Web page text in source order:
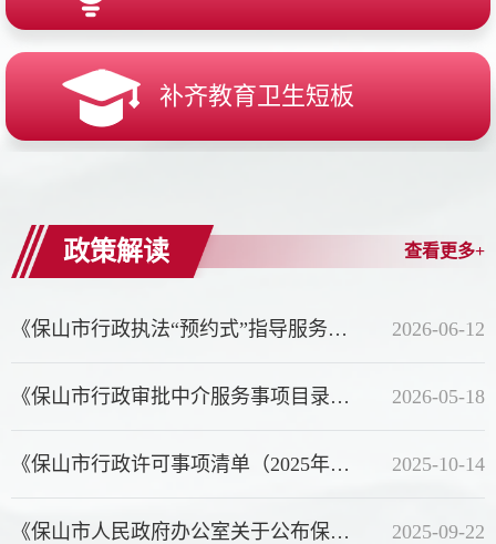
补齐教育卫生短板
政策解读 查看更多+
《保山市行政执法“预约式”指导服务 实施方案》的解读 2026-06-12
《保山市行政审批中介服务事项目录（2026年5月修订）》政策解... 2026-05-18
《保山市行政许可事项清单（2025年版）》政策解读 2025-10-14
《保山市人民政府办公室关于公布保山市政务服务中心进驻事项... 2025-09-22